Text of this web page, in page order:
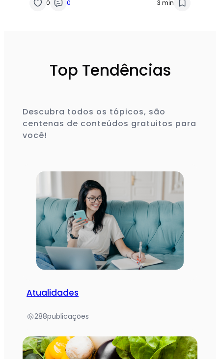
0 0 3 min
Top Tendências
Descubra todos os tópicos, são
centenas de conteúdos gratuitos para
você!
Atualidades
288publicações